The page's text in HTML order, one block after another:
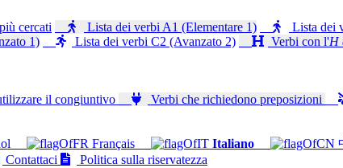
cercati Lista dei verbi A1 (Elementare 1) Lista dei
1) Lista dei verbi C2 (Avanzato 2) Verbi con l'H
il congiuntivo Verbi che richiedono preposizioni
Français Italiano
Contattaci Politica sulla riservatezza